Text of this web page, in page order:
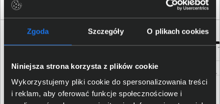
Zgoda Szczegóły O plikach cookies
Niniejsza strona korzysta z plików cookie
Wykorzystujemy pliki cookie do spersonalizowania treści
i reklam, aby oferować funkcje społecznościowe i
Produkty podobne
Toner HP 410X purpurowy CF413X Toner HP 415A czarny W2030A